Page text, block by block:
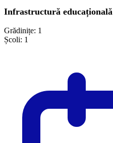
Infrastructură educațională
Grădinițe: 1
Școli: 1